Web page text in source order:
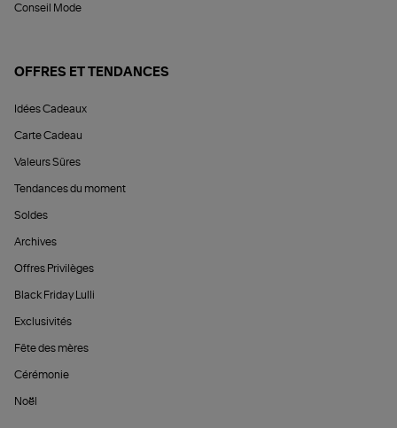
Conseil Mode
OFFRES ET TENDANCES
Idées Cadeaux
Carte Cadeau
Valeurs Sûres
Tendances du moment
Soldes
Archives
Offres Privilèges
Black Friday Lulli
Exclusivités
Fête des mères
Cérémonie
Noël